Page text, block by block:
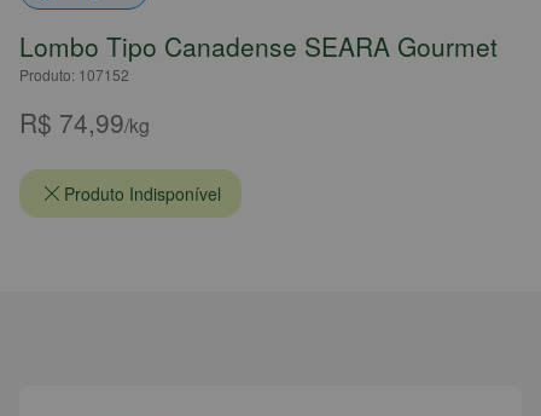
Lombo Tipo Canadense SEARA Gourmet
Produto: 107152
R$ 74,99/kg
Produto Indisponível